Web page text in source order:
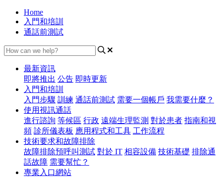
Home
入門和培訓
通話前測試
最新資訊
即將推出 公告 即時更新
入門和培訓
入門步驟 訓練 通話前測試 需要一個帳戶 我需要什麼？
使用視訊通話
進行諮詢 等候區 行政 遠端生理監測 對於患者 指南和視
頻 診所儀表板 應用程式和工具 工作流程
技術要求和故障排除
故障排除預呼叫測試 對於 IT 相容設備 技術基礎 排除通
話故障 需要幫忙？
專業入口網站